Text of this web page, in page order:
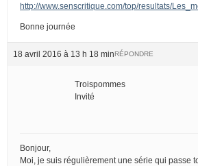
http://www.senscritique.com/top/resultats/
Bonne journée
18 avril 2016 à 13 h 18 minRÉPONDRE
Troispommes
Invité
Bonjour,
Moi, je suis régulièrement une série qui passe